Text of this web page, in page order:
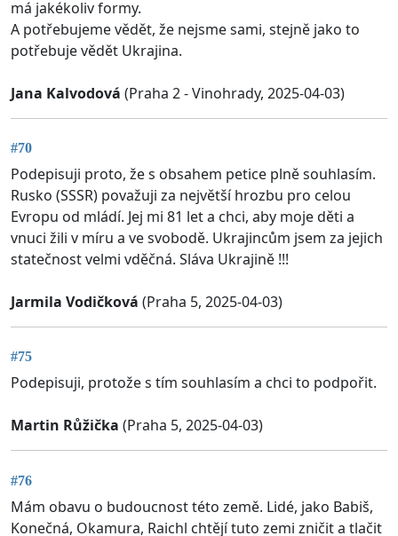
má jakékoliv formy.
A potřebujeme vědět, že nejsme sami, stejně jako to
potřebuje vědět Ukrajina.
Jana Kalvodová (Praha 2 - Vinohrady, 2025-04-03)
#70
Podepisuji proto, že s obsahem petice plně souhlasím.
Rusko (SSSR) považuji za největší hrozbu pro celou
Evropu od mládí. Jej mi 81 let a chci, aby moje děti a
vnuci žili v míru a ve svobodě. Ukrajincům jsem za jejich
statečnost velmi vděčná. Sláva Ukrajině !!!
Jarmila Vodičková (Praha 5, 2025-04-03)
#75
Podepisuji, protože s tím souhlasím a chci to podpořit.
Martin Růžička (Praha 5, 2025-04-03)
#76
Mám obavu o budoucnost této země. Lidé, jako Babiš,
Konečná, Okamura, Raichl chtějí tuto zemi zničit a tlačit